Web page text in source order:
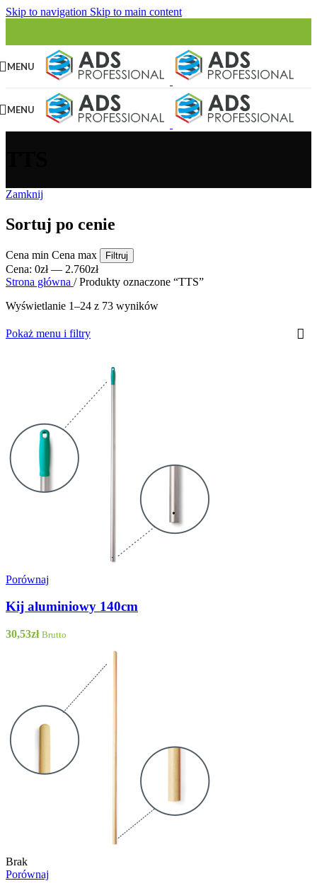
Skip to navigation Skip to main content
MENU
MENU
Zamknij
Sortuj po cenie
Cena min Cena max Filtruj
Cena: 0zł— 2.760zł
Strona główna / Produkty oznaczone “TTS”
Wyświetlanie 1–24 z 73 wyników
Pokaż menu i filtry
Porównaj
Kij aluminiowy 140cm
30,53zł Brutto
Brak
Porównaj